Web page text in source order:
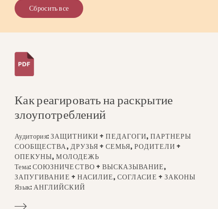
Сбросить все
Как реагировать на раскрытие
злоупотреблений
Аудитория: ЗАЩИТНИКИ + ПЕДАГОГИ, ПАРТНЕРЫ
СООБЩЕСТВА, ДРУЗЬЯ + СЕМЬЯ, РОДИТЕЛИ +
ОПЕКУНЫ, МОЛОДЕЖЬ
Тема:СОЮЗНИЧЕСТВО + ВЫСКАЗЫВАНИЕ,
ЗАПУГИВАНИЕ + НАСИЛИЕ, СОГЛАСИЕ + ЗАКОНЫ
Язык: АНГЛИЙСКИЙ